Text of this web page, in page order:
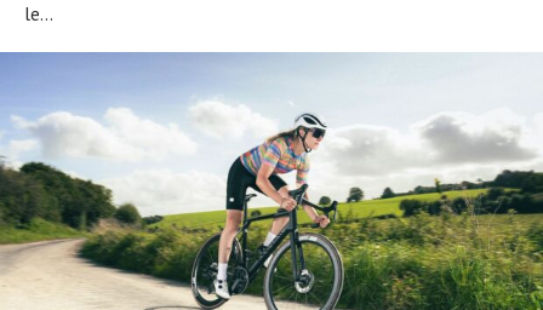
le...